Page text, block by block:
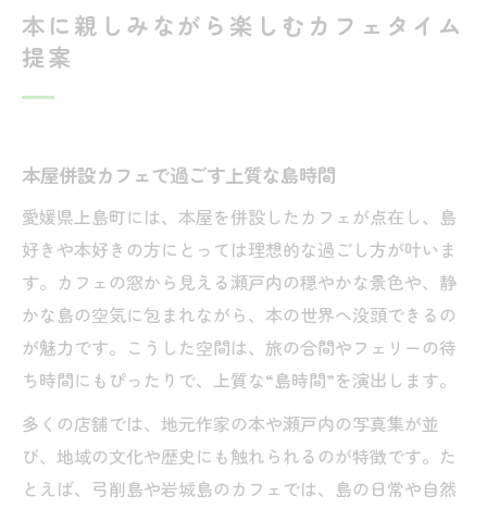
本に親しみながら楽しむカフェタイム
提案
本屋併設カフェで過ごす上質な島時間
愛媛県上島町には、本屋を併設したカフェが点在し、島
好きや本好きの方にとっては理想的な過ごし方が叶いま
す。カフェの窓から見える瀬戸内の穏やかな景色や、静
かな島の空気に包まれながら、本の世界へ没頭できるの
が魅力です。こうした空間は、旅の合間やフェリーの待
ち時間にもぴったりで、上質な“島時間”を演出します。
多くの店舗では、地元作家の本や瀬戸内の写真集が並
び、地域の文化や歴史にも触れられるのが特徴です。た
とえば、弓削島や岩城島のカフェでは、島の日常や自然